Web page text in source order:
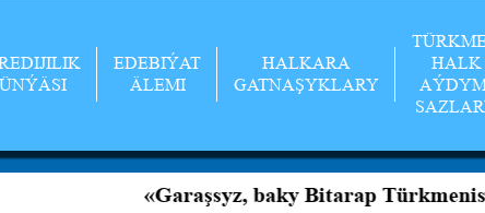
EDEBIÝAT
ÄLEMI
HALKARA
GATNAŞYKLARY
HALK
«Garaşsyz, baky Bitarap Türkmenistan —